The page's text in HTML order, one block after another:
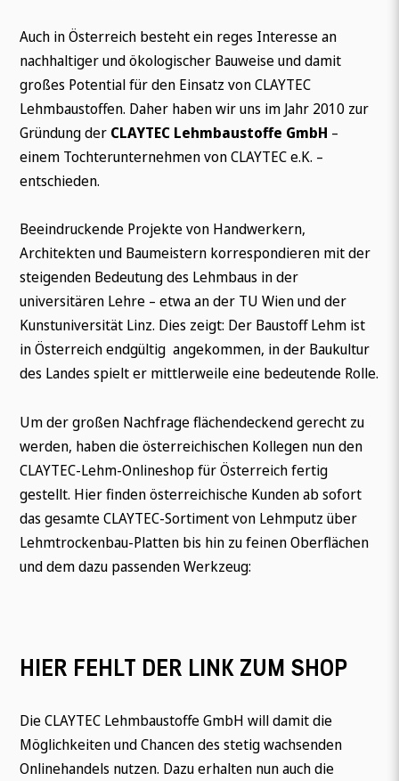
Auch in Österreich besteht ein reges Interesse an
nachhaltiger und ökologischer Bauweise und damit
großes Potential für den Einsatz von CLAYTEC
Lehmbaustoffen. Daher haben wir uns im Jahr 2010 zur
Gründung der CLAYTEC Lehmbaustoffe GmbH –
einem Tochterunternehmen von CLAYTEC e.K. –
entschieden.
Beeindruckende Projekte von Handwerkern,
Architekten und Baumeistern korrespondieren mit der
steigenden Bedeutung des Lehmbaus in der
universitären Lehre – etwa an der TU Wien und der
Kunstuniversität Linz. Dies zeigt: Der Baustoff Lehm ist
in Österreich endgültig angekommen, in der Baukultur
des Landes spielt er mittlerweile eine bedeutende Rolle.
Um der großen Nachfrage flächendeckend gerecht zu
werden, haben die österreichischen Kollegen nun den
CLAYTEC-Lehm-Onlineshop für Österreich fertig
gestellt. Hier finden österreichische Kunden ab sofort
das gesamte CLAYTEC-Sortiment von Lehmputz über
Lehmtrockenbau-Platten bis hin zu feinen Oberflächen
und dem dazu passenden Werkzeug:
HIER FEHLT DER LINK ZUM SHOP
Die CLAYTEC Lehmbaustoffe GmbH will damit die
Möglichkeiten und Chancen des stetig wachsenden
Onlinehandels nutzen. Dazu erhalten nun auch die